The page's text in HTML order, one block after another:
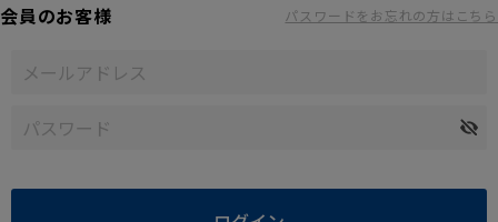
会員のお客様 パスワードをお忘れの方はこちら